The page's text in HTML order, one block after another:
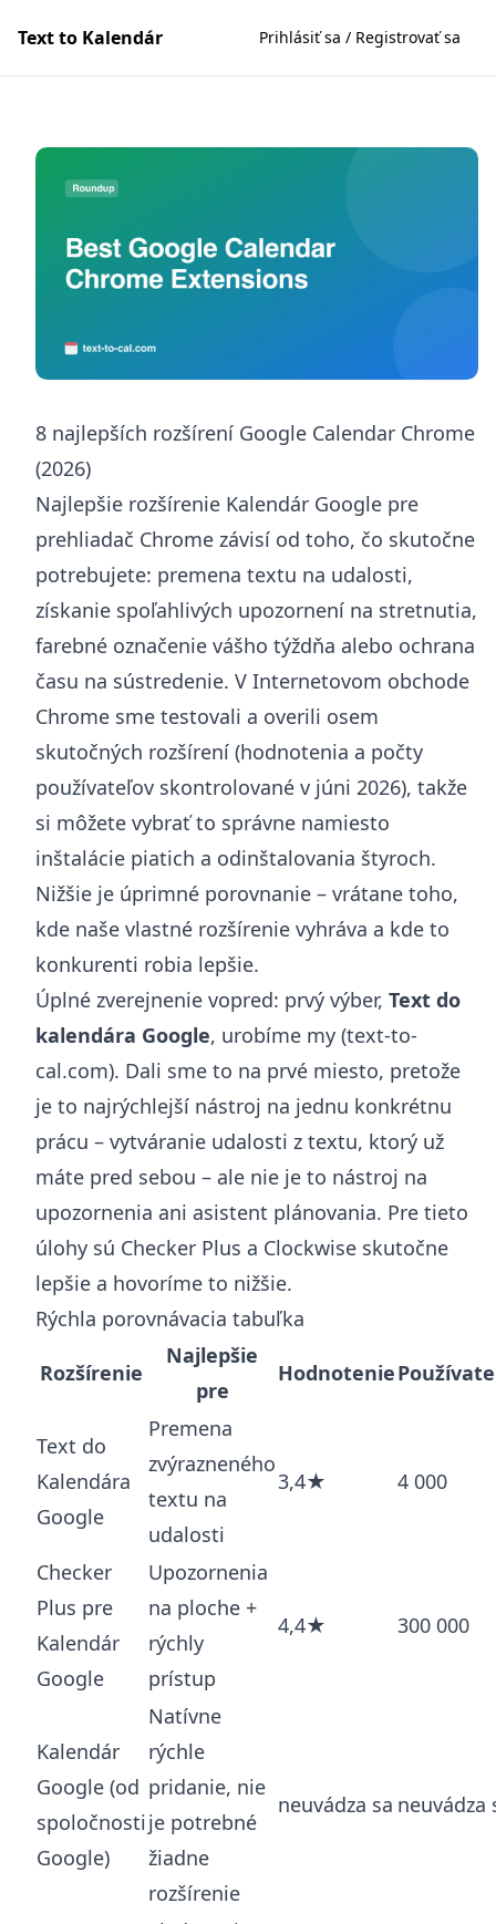
Text to Kalendár Prihlásiť sa / Registrovať sa
8 najlepších rozšírení Google Calendar Chrome
(2026)
Najlepšie rozšírenie Kalendár Google pre
prehliadač Chrome závisí od toho, čo skutočne
potrebujete: premena textu na udalosti,
získanie spoľahlivých upozornení na stretnutia,
farebné označenie vášho týždňa alebo ochrana
času na sústredenie. V Internetovom obchode
Chrome sme testovali a overili osem
skutočných rozšírení (hodnotenia a počty
používateľov skontrolované v júni 2026), takže
si môžete vybrať to správne namiesto
inštalácie piatich a odinštalovania štyroch.
Nižšie je úprimné porovnanie – vrátane toho,
kde naše vlastné rozšírenie vyhráva a kde to
konkurenti robia lepšie.
Úplné zverejnenie vopred: prvý výber, Text do
kalendára Google, urobíme my (text-to-
cal.com). Dali sme to na prvé miesto, pretože
je to najrýchlejší nástroj na jednu konkrétnu
prácu – vytváranie udalosti z textu, ktorý už
máte pred sebou – ale nie je to nástroj na
upozornenia ani asistent plánovania. Pre tieto
úlohy sú Checker Plus a Clockwise skutočne
lepšie a hovoríme to nižšie.
Rýchla porovnávacia tabuľka
Rozšírenie
Najlepšie
pre
Hodnotenie
Text do
Kalendára
Google
Premena
zvýrazneného
textu na
udalosti
3,4★ 4 000
Checker
Plus pre
Kalendár
Google
Upozornenia
na ploche +
rýchly
prístup
4,4★ 300 000
Kalendár
Google (od
spoločnosti
Google)
Natívne
rýchle
pridanie, nie
je potrebné
žiadne
rozšírenie
neuvádza sa neuvádza